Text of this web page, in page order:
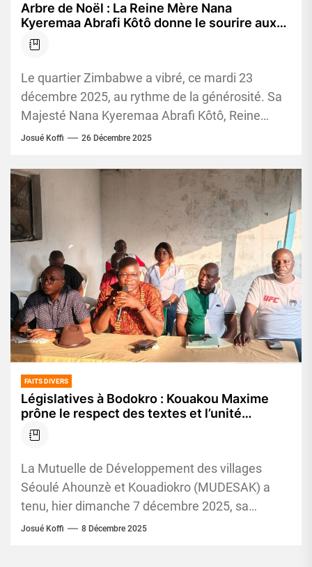
Arbre de Noël : La Reine Mère Nana
Kyeremaa Abrafi Kôtô donne le sourire aux
enfants du quartier Zimbabwe
Le quartier Zimbabwe a vibré, ce mardi 23
décembre 2025, au rythme de la générosité. Sa
Majesté Nana Kyeremaa Abrafi Kôtô, Reine
Mère des communautés...
Josué Koffi 26 Décembre 2025
FAITS DIVERS
Législatives à Bodokro : Kouakou Maxime
prône le respect des textes et l’unité
villageoise
La Mutuelle de Développement des villages
Séoulé Ahounzè et Kouadiokro (MUDESAK) a
tenu, hier dimanche 7 décembre 2025, sa
réunion mensuelle dans la commune de...
Josué Koffi 8 Décembre 2025